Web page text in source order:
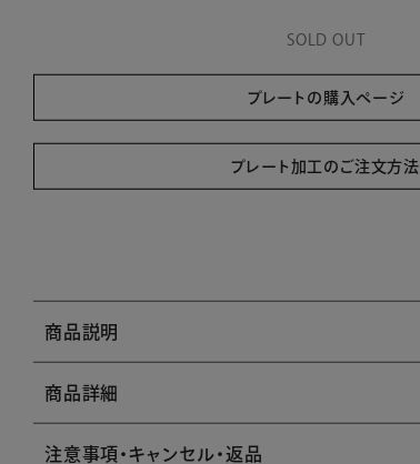
SOLD OUT
プレートの購入ページ
プレート加工のご注文方法
商品説明
商品詳細
注意事項・キャンセル・返品